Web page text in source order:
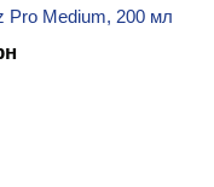
Pro Medium, 200 мл